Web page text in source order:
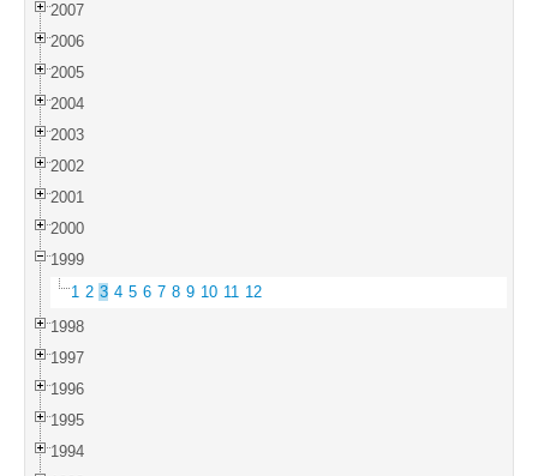
2007
2006
2005
2004
2003
2002
2001
2000
1999
1 2 3 4 5 6 7 8 9 10 11 12
1998
1997
1996
1995
1994